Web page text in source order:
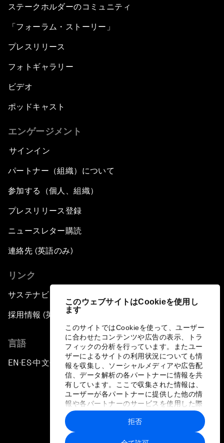
このウェブサイトはCookieを使用し
ます
このサイトではCookieを使って、ユーザー
に合わせたコンテンツや広告の表示、トラ
フィックの分析を行っています。またユー
ザーによるサイトの利用状況についても情
報を収集し、ソーシャルメディアや広告配
信、データ解析の各パートナーに情報を共
有しています。ここで収集された情報は、
ユーザーが各パートナーに提供した他の情
報や各パートナーのサービスを使用した際
に収集された情報と組み合わされ、各パー
トナーによって使用されることがありま
す。
拒否
ステークホルダーのコミュニティ
「フォーラム・ストーリー」
プレスリリース
フォトギャラリー
ビデオ
ポッドキャスト
エンゲージメント
サインイン
パートナー（組織）について
参加する（個人、組織）
プレスリリース登録
ニュースレター購読
連絡先 (英語のみ)
リンク
サステナビリティへの取り組み
採用情報 (英語のみ)
言語
EN ▪ ES▪中文▪ 日本語
プライバシーポリシーと利用規約